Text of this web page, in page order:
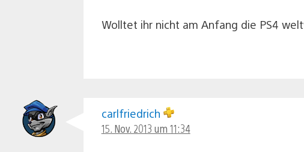
Wolltet ihr nicht am Anfang die PS4
carlfriedrich
15. Nov. 2013 um 11:34